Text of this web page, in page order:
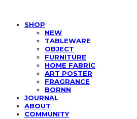
SHOP
NEW
TABLEWARE
OBJECT
FURNITURE
HOME FABRIC
ART POSTER
FRAGRANCE
BORNN
JOURNAL
ABOUT
COMMUNITY